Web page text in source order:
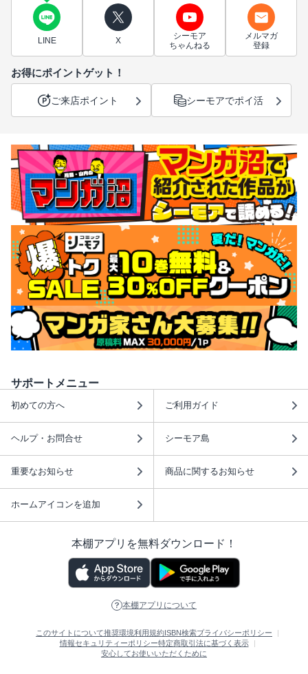
LINE X
シーモア
ちゃんねる
メルマガ
登録
お得にポイントゲット！
ご来店ポイント シーモアでポイ活
サポートメニュー
初めての方へ ご利用ガイド
ヘルプ・お問合せ シーモア島
重要なお知らせ 商品に関するお知らせ
ホームアイコンを追加
本棚アプリを無料ダウンロード！
本棚アプリについて
このサイトについて推奨環境利用規約ISBN検索プライバシーポリシー
情報セキュリティーポリシー特定商取引法に基づく表示
安心してお使いいただくために